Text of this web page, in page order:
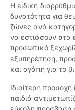
Η ειδική
δυνατότητα για
ζώνες ανά
να εστιάσουν στα
προσωπικό
εξυπηρέτηση,
και αγάπη για το
Ιδιαίτερη προσοχή
παιδιά